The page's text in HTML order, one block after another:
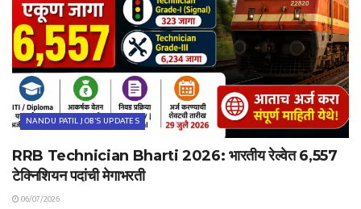
NANDU PATIL JOB'S UPDATES
RRB Technician Bharti 2026: भारतीय रेल्वेत 6,557
टेक्निशियन पदांची मेगाभरती
06/07/2026